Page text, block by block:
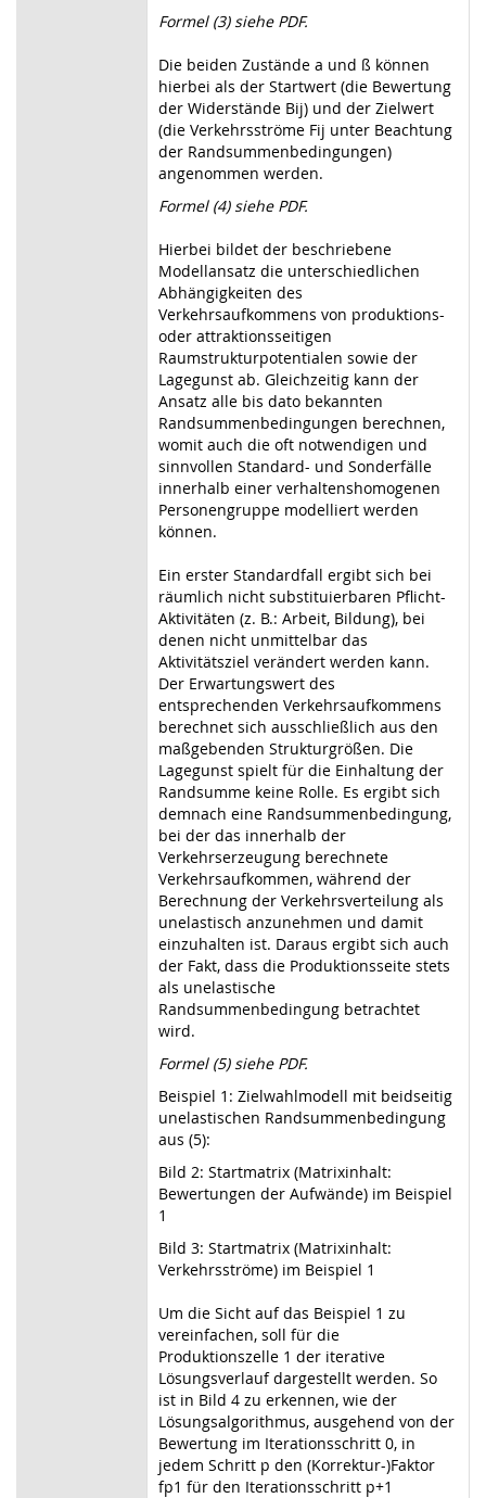
Formel (3) siehe PDF.
Die beiden Zustände a und ß können
hierbei als der Startwert (die Bewertung
der Widerstände Bij) und der Zielwert
(die Verkehrsströme Fij unter Beachtung
der Randsummenbedingungen)
angenommen werden.
Formel (4) siehe PDF.
Hierbei bildet der beschriebene
Modellansatz die unterschiedlichen
Abhängigkeiten des
Verkehrsaufkommens von produktions-
oder attraktionsseitigen
Raumstrukturpotentialen sowie der
Lagegunst ab. Gleichzeitig kann der
Ansatz alle bis dato bekannten
Randsummenbedingungen berechnen,
womit auch die oft notwendigen und
sinnvollen Standard- und Sonderfälle
innerhalb einer verhaltenshomogenen
Personengruppe modelliert werden
können.
Ein erster Standardfall ergibt sich bei
räumlich nicht substituierbaren Pflicht-
Aktivitäten (z. B.: Arbeit, Bildung), bei
denen nicht unmittelbar das
Aktivitätsziel verändert werden kann.
Der Erwartungswert des
entsprechenden Verkehrsaufkommens
berechnet sich ausschließlich aus den
maßgebenden Strukturgrößen. Die
Lagegunst spielt für die Einhaltung der
Randsumme keine Rolle. Es ergibt sich
demnach eine Randsummenbedingung,
bei der das innerhalb der
Verkehrserzeugung berechnete
Verkehrsaufkommen, während der
Berechnung der Verkehrsverteilung als
unelastisch anzunehmen und damit
einzuhalten ist. Daraus ergibt sich auch
der Fakt, dass die Produktionsseite stets
als unelastische
Randsummenbedingung betrachtet
wird.
Formel (5) siehe PDF.
Beispiel 1: Zielwahlmodell mit beidseitig
unelastischen Randsummenbedingung
aus (5):
Bild 2: Startmatrix (Matrixinhalt:
Bewertungen der Aufwände) im Beispiel
1
Bild 3: Startmatrix (Matrixinhalt:
Verkehrsströme) im Beispiel 1
Um die Sicht auf das Beispiel 1 zu
vereinfachen, soll für die
Produktionszelle 1 der iterative
Lösungsverlauf dargestellt werden. So
ist in Bild 4 zu erkennen, wie der
Lösungsalgorithmus, ausgehend von der
Bewertung im Iterationsschritt 0, in
jedem Schritt p den (Korrektur-)Faktor
fp1 für den Iterationsschritt p+1